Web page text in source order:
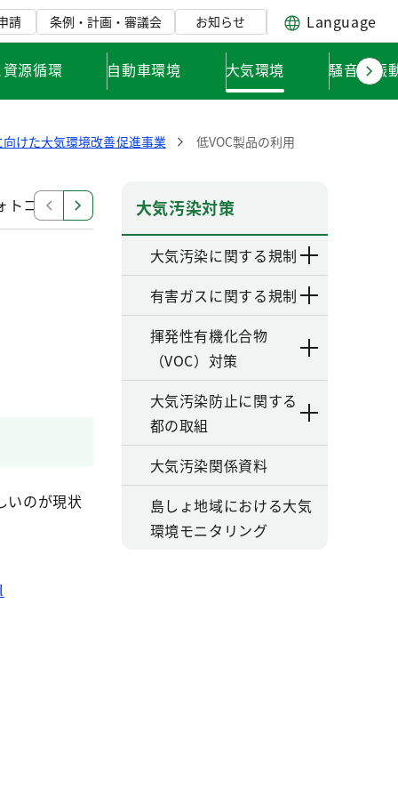
請 条例・計画・審議会 お知らせ Language
源循環 自動車環境 大気環境 騒音・振
けた大気環境改善促進事業 低VOC製品の利用
コンテスト Clear Skyサポーターについて
いのが現状
大気汚染対策
大気汚染に関する規制
有害ガスに関する規制
揮発性有機化合物
（VOC）対策
大気汚染防止に関する
都の取組
大気汚染関係資料
島しょ地域における大気
環境モニタリング